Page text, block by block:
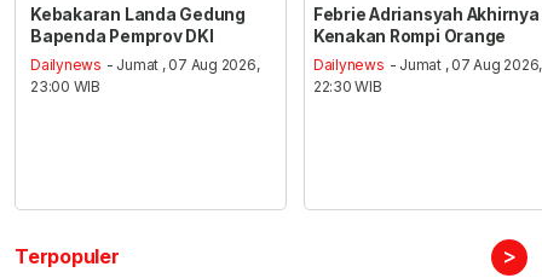
Kebakaran Landa Gedung
Bapenda Pemprov DKI
Dailynews - Jumat , 07 Aug 2026,
23:00 WIB
Febrie Adriansyah Akhirnya
Kenakan Rompi Orange
Dailynews - Jumat , 07 Aug 2026,
22:30 WIB
Terpopuler >